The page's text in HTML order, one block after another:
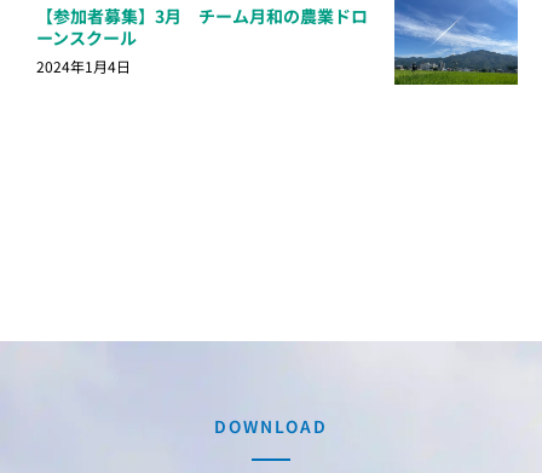
【参加者募集】3月 チーム月和の農業ドロ
ーンスクール
2024年1月4日
DOWNLOAD